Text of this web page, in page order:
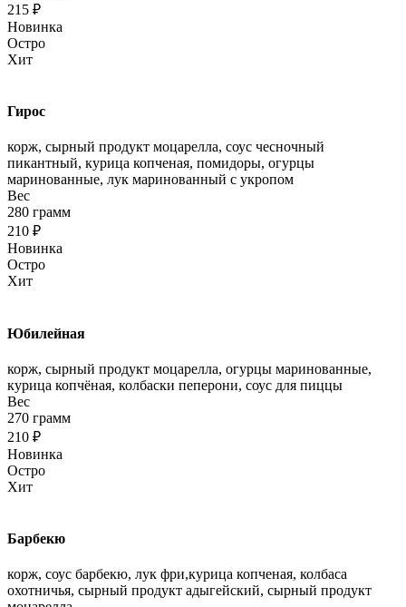
215 ₽
Новинка
Остро
Хит
Гирос
корж, сырный продукт моцарелла, соус чесночный
пикантный, курица копченая, помидоры, огурцы
маринованные, лук маринованный с укропом
Вес
280 грамм
210 ₽
Новинка
Остро
Хит
Юбилейная
корж, сырный продукт моцарелла, огурцы маринованные,
курица копчёная, колбаски пеперони, соус для пиццы
Вес
270 грамм
210 ₽
Новинка
Остро
Хит
Барбекю
корж, соус барбекю, лук фри,курица копченая, колбаса
охотничья, сырный продукт адыгейский, сырный продукт